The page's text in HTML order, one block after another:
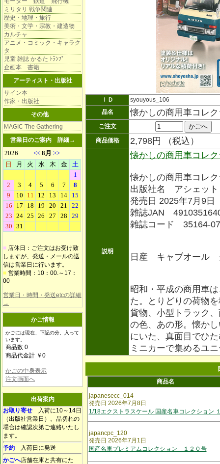
ミリタリ 戦争関連
歴史・地理・旅行
美術・文学・宗教・建造物
カルチャ
アニメ・コミック・キャラク
タ
児童 雑誌 かるた ﾄﾗﾝﾌﾟ
企画本 書籍
アーティスト・出版社
サイン本
作家・出版社
その他
MAGIC The Gathering
営業日のご案内 詳細→
■ 店休日：ご注文はお受け致
しますが、発送・メールの送
信は営業日に行います。
■ 営業時間：10：00.～17：
00
営業日・時間・発送etcの詳細
→
かご情報
かごには現在、下記の分、入って
います。
商品数 0
商品代金計 ￥0
かごの中身表示
注文画面へ
出荷案内
お取り寄せ 入荷に10～14日
（出版社営業日）。品切れの
場合は確認次第ご連絡いたし
ます。
予約 入荷日に発送
かごへ店舗在庫と共有にた
ＩＤ
syouyous_106
品名
懐かしの商用車コレ
ご注文
商品価格 2,798円 （税込）
説明
懐かしの商用車コレ
懐かしの商用車コレ
出版社名 アシェット
発売日 2025年7月9日
雑誌JAN
雑誌コード 35164-07
日産 キャブオール
昭和・平成の商用車
た。とりどりの荷物
貨物、小型トラック
の色、あの形。懐か
にいた、真面目でひ
ミニカーで集めるユ
商品名
japanesecc_014
発売日 2026年7月8日
1/18エクストラスケール 国産名車コレクション
japancpc_120
発売日 2026年7月1日
国産名車プレミアムコレクション １２０号